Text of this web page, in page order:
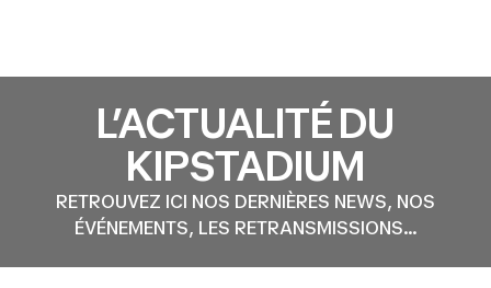
L’ACTUALITÉ DU
KIPSTADIUM
RETROUVEZ ICI NOS DERNIÈRES NEWS, NOS
ÉVÉNEMENTS, LES RETRANSMISSIONS...